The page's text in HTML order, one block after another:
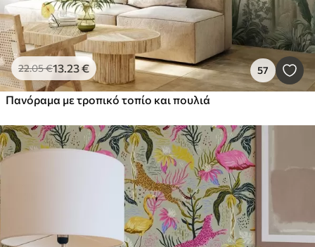
22.05€13.23€ 57
Πανόραμα με τροπικό τοπίο και πουλιά